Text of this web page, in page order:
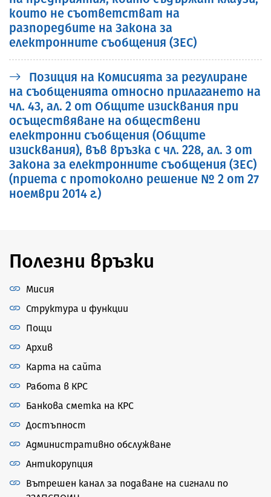
които не съответстват на
разпоредбите на Закона за
електронните съобщения (ЗЕС)
Позиция на Комисията за регулиране
на съобщенията относно прилагането на
чл. 43, ал. 2 от Общите изисквания при
осъществяване на обществени
електронни съобщения (Общите
изисквания), във връзка с чл. 228, ал. 3 от
Закона за електронните съобщения (ЗЕС)
(приета с протоколно решение № 2 от 27
ноември 2014 г.)
Полезни връзки
Мисия
Структура и функции
Пощи
Архив
Карта на сайта
Работа в КРС
Банкова сметка на КРС
Достъпност
Административно обслужване
Антикорупция
Вътрешен канал за подаване на сигнали по